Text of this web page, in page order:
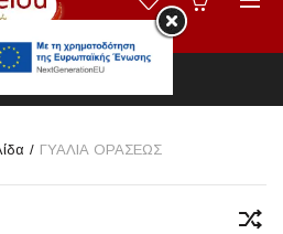
ΓΥΑΛΙΑ ΟΡΑΣΕΩΣ